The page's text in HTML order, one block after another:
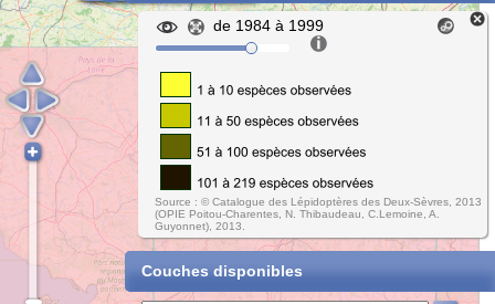
de 1984 à 1999
Source : © Catalogue des Lépidoptères des Deux-Sèvres, 2013
(OPIE Poitou-Charentes, N. Thibaudeau, C.Lemoine, A.
Guyonnet), 2013.
Couches disponibles